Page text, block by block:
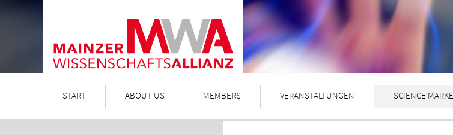
START ABOUT US MEMBERS VERANSTALTUNGEN SCIENCE